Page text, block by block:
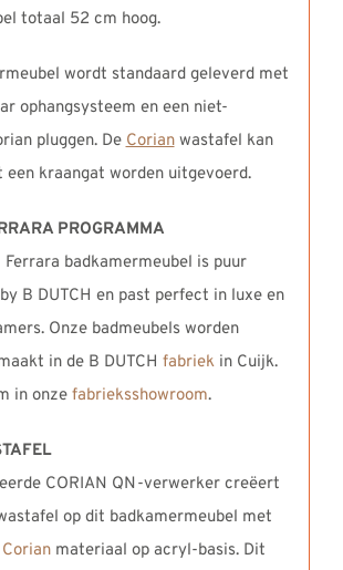
totaal 52 cm hoog.
wordt standaard geleverd met
ophangsysteem en een niet-
pluggen. DeCorianwastafel kan
een kraangat worden uitgevoerd.
PROGRAMMA
Ferrara badkamermeubel is puur
B DUTCH en past perfect in luxe en
Onze badmeubels worden
in de B DUTCH fabriekin Cuijk.
in onze fabrieksshowroom.
CORIAN QN-verwerker creëert
op dit badkamermeubel met
materiaal op acryl-basis. Dit